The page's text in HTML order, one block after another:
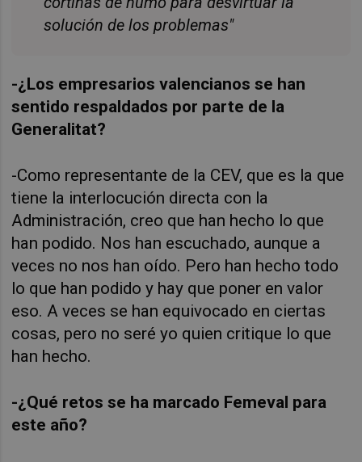
solución de los problemas"
-¿Los empresarios valencianosse han
sentido respaldados por parte de la
Generalitat?
-Como representante de la CEV, que es la que
tiene la interlocución directa con la
Administración, creo que han hecho lo que
han podido. Nos han escuchado, aunque a
veces no nos han oído. Pero han hecho todo
lo que han podido y hay que poner en valor
eso. A veces se han equivocado en ciertas
cosas, pero no seré yo quien critique lo que
han hecho.
-¿Qué retos se ha marcado Femeval para
este año?